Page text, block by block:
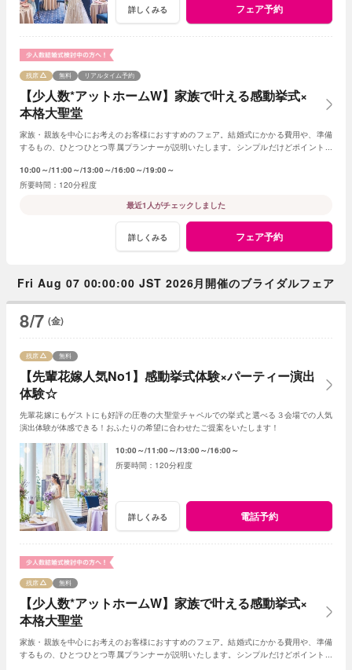
詳しくみる フェア予約
【少人数*アットホームW】家族で叶える感動挙式×
本格大聖堂
残席 無料 リアルタイム予約
家族・親族を中心にお考えのお客様におすすめのフェア。結婚式にかかる費用や、準備
するもの、ひとつひとつ専属プランナーが説明いたします。シンプルだけどポイントを
10:00～ 11:00～ 13:00～ 16:00～ 19:00～
120分程度
最近1人がチェックしました
詳しくみる フェア予約
Fri Aug 07 00:00:00 JST 2026月開催のブライダルフェア
8/7 (金)
【先輩花嫁人気No1】感動挙式体験×パーティー演出
体験☆
残席 無料
先輩花嫁にもゲストにも好評の圧巻の大聖堂チャペルでの挙式と選べる３会場での人気
演出体験が体感できる！おふたりの希望に合わせたご提案をいたします！
10:00～ 11:00～ 13:00～ 16:00～
120分程度
詳しくみる 電話予約
【少人数*アットホームW】家族で叶える感動挙式×
本格大聖堂
残席 無料
家族・親族を中心にお考えのお客様におすすめのフェア。結婚式にかかる費用や、準備
するもの、ひとつひとつ専属プランナーが説明いたします。シンプルだけどポイントを